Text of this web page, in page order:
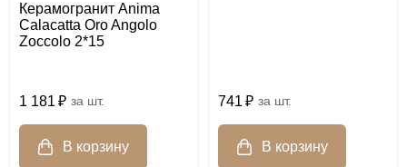
Керамогранит Anima
Calacatta Oro Angolo
Zoccolo 2*15
1 181 шт. 741 шт.